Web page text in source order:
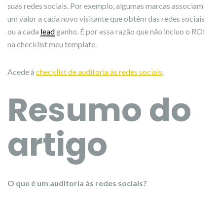
suas redes sociais. Por exemplo, algumas marcas associam
um valor a cada novo visitante que obtêm das redes sociais
ou a cada leadganho. É por essa razão que não incluo o ROI
na checklist meu template.
Acede à checklist de auditoria às redes sociais
Resumo do
artigo
O que é um auditoria às redes sociais?